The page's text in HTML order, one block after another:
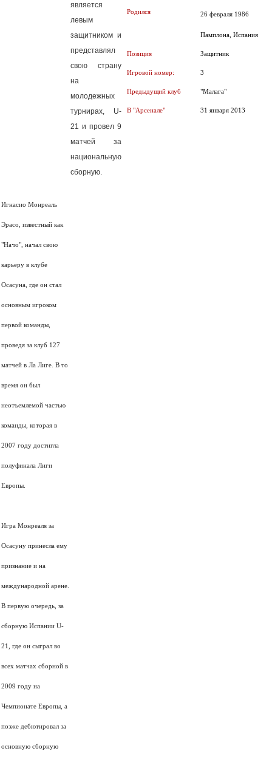
является
левым
защитником и
представлял
свою страну
на
молодежных
турнирах, U-
21 и провел 9
матчей за
национальную
сборную.
Родился 26 февраля 1986
Памплона, Испания
Позиция Защитник
Игровой номер: 3
Предыдущий клуб "Малага"
В "Арсенале" 31 января 2013
Игнасио Монреаль
Эрасо, известный как
"Начо", начал свою
карьеру в клубе
Осасуна, где он стал
основным игроком
первой команды,
проведя за клуб 127
матчей в Ла Лиге. В то
время он был
неотъемлемой частью
команды, которая в
2007 году достигла
полуфинала Лиги
Европы.
Игра Монреаля за
Осасуну принесла ему
признание и на
международной арене.
В первую очередь, за
сборную Испании U-
21, где он сыграл во
всех матчах сборной в
2009 году на
Чемпионате Европы, а
позже дебютировал за
основную сборную